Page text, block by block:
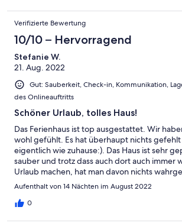
Verifizierte Bewertung
10/10 – Hervorragend
Stefanie W.
21. Aug. 2022
Gut: Sauberkeit, Check-in, Kommunikation,
des Onlineauftritts
Schöner Urlaub, tolles Haus!
Das Ferienhaus ist top ausgestattet. Wir
wohl gefühlt. Es hat überhaupt nichts
eigentlich wie zuhause:). Das Haus ist sehr
sauber und trotz dass auch dort auch immer
Urlaub machen, hat man davon nichts
hatten unsere eigenen Hunde dabei und
wunderbar zu vereinbaren. Wir waren dort
Kindern und 2 Hunden. Die Umgebung war
Aufenthalt von 14 Nächten im August 2022
0